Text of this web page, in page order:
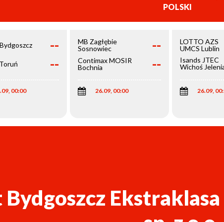
POLSKI
--
--
00:00
MB Zagłębie
Sosnowiec
--
Contimax MOSIR
Bochnia
--
26.09, 00:00
LOTTO AZS
UMCS Lublin
Isands JTEC
Wichoś
26.09,
Bydgoszcz Ekstraklasa